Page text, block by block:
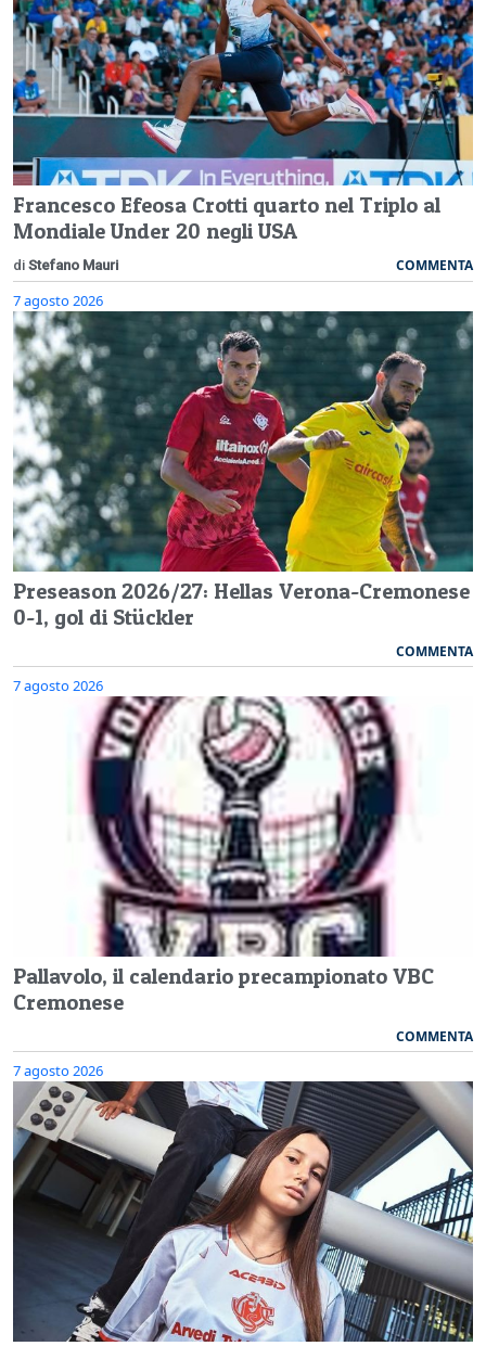
Francesco Efeosa Crotti quarto nel Triplo al
Mondiale Under 20 negli USA
di Stefano Mauri COMMENTA
7 agosto 2026
Preseason 2026/27: Hellas Verona-Cremonese
0-1, gol di Stückler
COMMENTA
7 agosto 2026
Pallavolo, il calendario precampionato VBC
Cremonese
COMMENTA
7 agosto 2026